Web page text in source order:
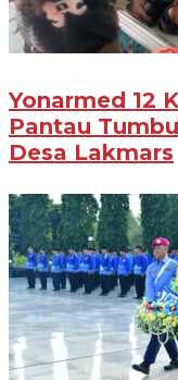
Yonarmed 12
Pantau
Desa Lakmars